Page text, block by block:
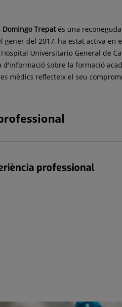
Domingo Trepat és una
gener del 2017, ha estat activa
Universitario General de
d'informació sobre la formació
mèdics reflecteix el seu
professional